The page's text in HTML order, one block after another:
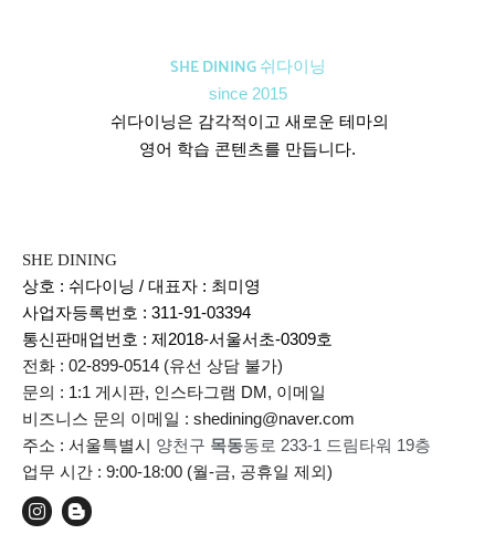
SHE DINING 쉬다이닝
since 2015
쉬다이닝은 감각적이고 새로운 테마의
영어 학습 콘텐츠를 만듭니다.
SHE DINING
상호 : 쉬다이닝 / 대표자 : 최미영
사업자등록번호 : 311-91-03394
통신판매업번호 : 제2018-서울서초-0309호
전화 : 02-899-0514 (유선 상담 불가)
문의 : 1:1 게시판, 인스타그램 DM, 이메일
비즈니스 문의 이메일 : shedining@naver.com
주소 : 서울특별시 양천구 목동동로 233-1 드림타워 19층
업무 시간 : 9:00-18:00 (월-금, 공휴일 제외)